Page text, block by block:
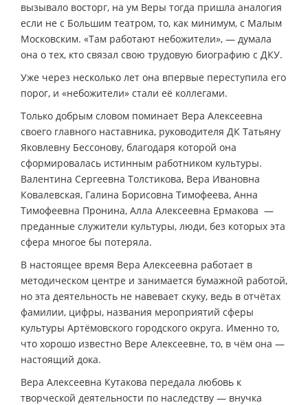
вызывало восторг, на ум Веры тогда пришла аналогия
если не с Большим театром, то, как минимум, с Малым
Московским. «Там работают небожители», — думала
она о тех, кто связал свою трудовую биографию с ДКУ.
Уже через несколько лет она впервые переступила его
порог, и «небожители» стали её коллегами.
Только добрым словом поминает Вера Алексеевна
своего главного наставника, руководителя ДК Татьяну
Яковлевну Бессонову, благодаря которой она
сформировалась истинным работником культуры.
Валентина Сергеевна Толстикова, Вера Ивановна
Ковалевская, Галина Борисовна Тимофеева, Анна
Тимофеевна Пронина, Алла Алексеевна Ермакова —
преданные служители культуры, люди, без которых эта
сфера многое бы потеряла.
В настоящее время Вера Алексеевна работает в
методическом центре и занимается бумажной работой,
но эта деятельность не навевает скуку, ведь в отчётах
фамилии, цифры, названия мероприятий сферы
культуры Артёмовского городского округа. Именно то,
что хорошо известно Вере Алексеевне, то, в чём она —
настоящий дока.
Вера Алексеевна Кутакова передала любовь к
творческой деятельности по наследству — внучка